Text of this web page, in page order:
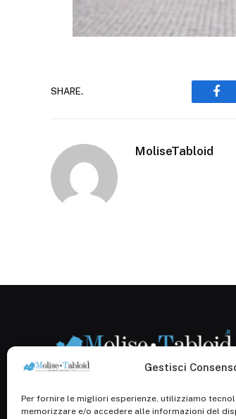
Gestisci
Per fornire le migliori esperienze, utilizziamo
memorizzare e/o accedere alle informazioni del
SHARE.
MoliseTabloid